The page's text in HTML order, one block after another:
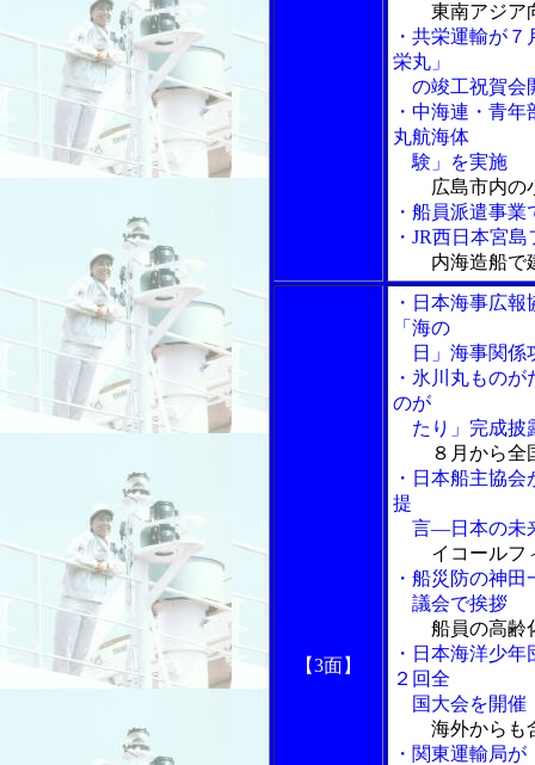
東南アジア
・共栄運輸が
栄丸」
の竣工祝賀会
・中海連・青
丸航海体
験」を実施
広島市内の
・船員派遣事
・JR西日本宮
内海造船で
【3面】
・日本海事広
「海の
日」海事関係
・氷川丸もの
のが
たり」完成披
８月から全
・日本船主協
提
言―日本の未
イコールフ
・船災防の神
議会で挨拶
船員の高齢
・日本海洋少
２回全
国大会を開催
海外からも
・関東運輸局